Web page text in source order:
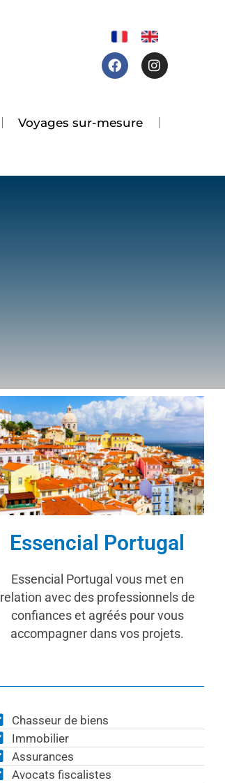
FacebookInstagram
Voyages sur-mesure
Essencial Portugal
Essencial Portugal vous met en
relation avec des professionnels de
confiances et agréés pour vous
accompagner dans vos projets.
Chasseur de biens
Immobilier
Assurances
Avocats fiscalistes